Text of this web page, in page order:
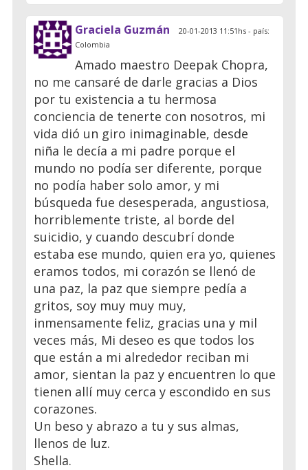
Graciela Guzmán 20-01-2013 11:51hs - país:
Colombia
Amado maestro Deepak Chopra,
no me cansaré de darle gracias a Dios
por tu existencia a tu hermosa
conciencia de tenerte con nosotros, mi
vida dió un giro inimaginable, desde
niña le decía a mi padre porque el
mundo no podía ser diferente, porque
no podía haber solo amor, y mi
búsqueda fue desesperada, angustiosa,
horriblemente triste, al borde del
suicidio, y cuando descubrí donde
estaba ese mundo, quien era yo, quienes
eramos todos, mi corazón se llenó de
una paz, la paz que siempre pedía a
gritos, soy muy muy muy,
inmensamente feliz, gracias una y mil
veces más, Mi deseo es que todos los
que están a mi alrededor reciban mi
amor, sientan la paz y encuentren lo que
tienen allí muy cerca y escondido en sus
corazones.
Un beso y abrazo a tu y sus almas,
llenos de luz.
Shella.